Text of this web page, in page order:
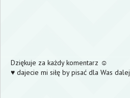
Dziękuje za każdy komentarz ☺
♥ dajecie mi siłę by pisać dla Was dalej